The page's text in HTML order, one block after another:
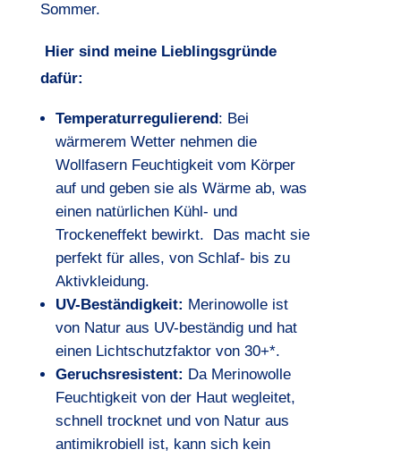
Sommer.
Hier sind meine Lieblingsgründe
dafür:
Temperaturregulierend: Bei
wärmerem Wetter nehmen die
Wollfasern Feuchtigkeit vom Körper
auf und geben sie als Wärme ab, was
einen natürlichen Kühl- und
Trockeneffekt bewirkt. Das macht sie
perfekt für alles, von Schlaf- bis zu
Aktivkleidung.
UV-Beständigkeit: Merinowolle ist
von Natur aus UV-beständig und hat
einen Lichtschutzfaktor von 30+*.
Geruchsresistent: Da Merinowolle
Feuchtigkeit von der Haut wegleitet,
schnell trocknet und von Natur aus
antimikrobiell ist, kann sich kein